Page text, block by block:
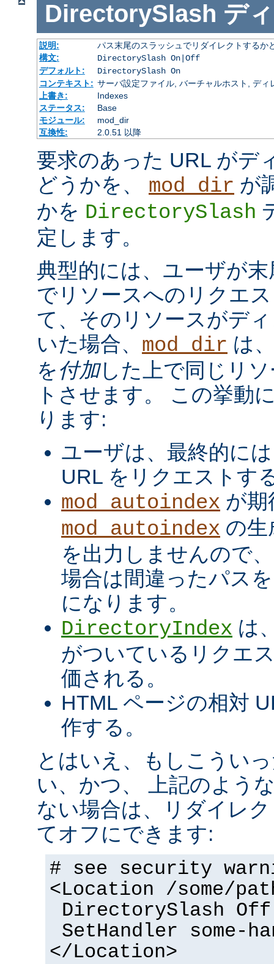
DirectorySlash デ
説明:
パス末尾のスラッシュでリダイレクトするか
構文:
DirectorySlash On|Off
デフォルト:
DirectorySlash On
コンテキスト: サーバ設定ファイル, バーチャルホスト, ディ
上書き:
Indexes
ステータス:
Base
モジュール:
mod_dir
互換性:
2.0.51 以降
要求のあった URL がデ
どうかを、 mod_dir が
かを DirectorySlash
定します。
典型的には、ユーザが
でリソースへのリクエ
て、そのリソースがデ
いた場合、 mod_dir は
を付加した上で同じリ
トさせます。 この挙動
ります:
ユーザは、最終的に
URL をリクエストす
mod_autoindex が期
mod_autoindex の生
を出力しませんので
場合は間違ったパス
になります。
DirectoryIndex は
がついているリクエ
価される。
HTML ページの相対
作する。
とはいえ、もしこうい
い、かつ、 上記のよう
ない場合は、リダイレ
てオフにできます:
# see security
<Location /some/
DirectorySlash Off
SetHandler some-
</Location>